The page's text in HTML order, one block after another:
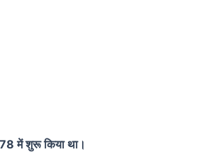
में शुरू किया था।